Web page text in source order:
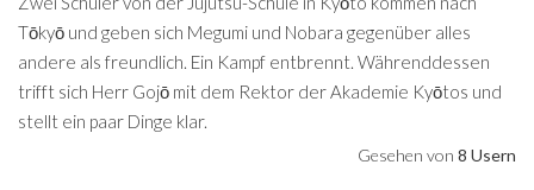
Tōkyō und geben sich Megumi und Nobara gegenüber alles
andere als freundlich. Ein Kampf entbrennt. Währenddessen
trifft sich Herr Gojō mit dem Rektor der Akademie Kyōtos und
stellt ein paar Dinge klar.
Gesehen von 8 Usern